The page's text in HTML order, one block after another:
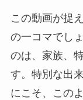
この動画が捉
の一コマでし
のは、家族、
す。特別な出
にこそ、この